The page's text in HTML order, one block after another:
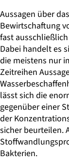
Aussagen über
Bewirtschaftung
fast
Dabei handelt es
die meistens nur
Zeitreihen
lässt sich die
gegenüber einer
der
sicher beurteilen.
Bakterien.